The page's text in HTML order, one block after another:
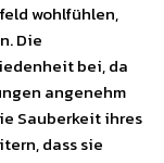
wohlfühlen,
Die
bei, da
angenehm
Sauberkeit ihres
dass sie